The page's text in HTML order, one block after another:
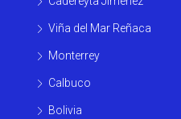
Viña del Mar Reñaca
Monterrey
Calbuco
Bolivia